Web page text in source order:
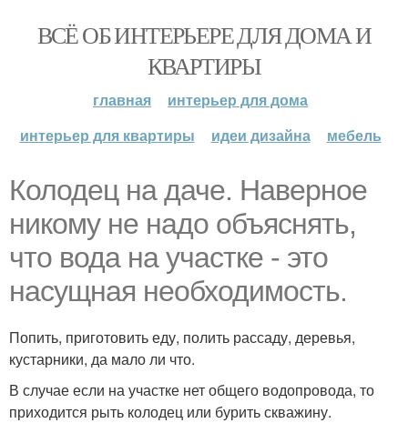
ВСЁ ОБ ИНТЕРЬЕРЕ ДЛЯ ДОМА И
КВАРТИРЫ
главная
интерьер для дома
интерьер для квартиры
идеи дизайна мебель
Колодец на даче. Наверное
никому не надо объяснять,
что вода на участке - это
насущная необходимость.
Попить, приготовить еду, полить рассаду, деревья,
кустарники, да мало ли что.
В случае если на участке нет общего водопровода, то
приходится рыть колодец или бурить скважину.